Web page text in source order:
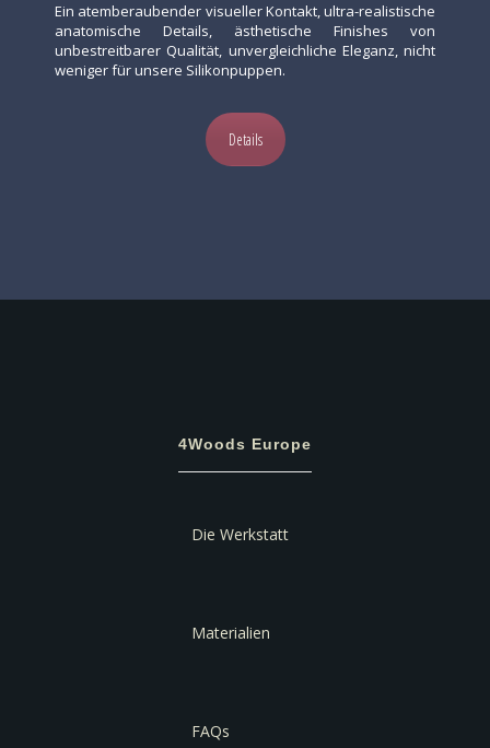
Ein atemberaubender visueller Kontakt, ultra-realistische
anatomische Details, ästhetische Finishes von
unbestreitbarer Qualität, unvergleichliche Eleganz, nicht
weniger für unsere Silikonpuppen.
Details
4Woods Europe
Die Werkstatt
Materialien
FAQs